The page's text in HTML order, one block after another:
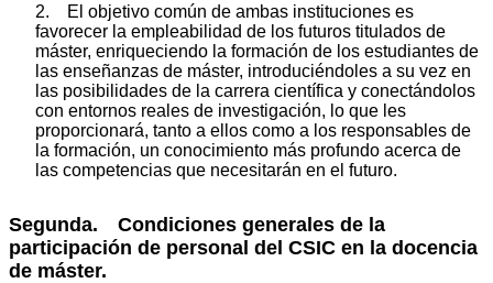
2. El objetivo común de ambas instituciones es
favorecer la empleabilidad de los futuros titulados de
máster, enriqueciendo la formación de los estudiantes de
las enseñanzas de máster, introduciéndoles a su vez en
las posibilidades de la carrera científica y conectándolos
con entornos reales de investigación, lo que les
proporcionará, tanto a ellos como a los responsables de
la formación, un conocimiento más profundo acerca de
las competencias que necesitarán en el futuro.
Segunda. Condiciones generales de la
participación de personal del CSIC en la docencia
de máster.